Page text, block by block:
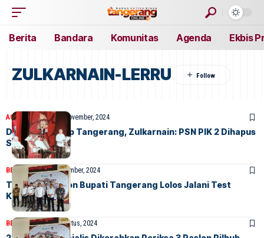
Berita Bandara Komunitas Agenda Ekbis
ZULKARNAIN-LERRU
AGENDABERITA 11 November, 2024
Debat Cawabup Tangerang, Zulkarnain: PSN PIK 2 Dihapus
Saja
BERITA HOME5 September, 2024
Tiga Bakal Calon Bupati Tangerang Lolos Jalani Test
Kesehatan
BERITA HOME30 Agustus, 2024